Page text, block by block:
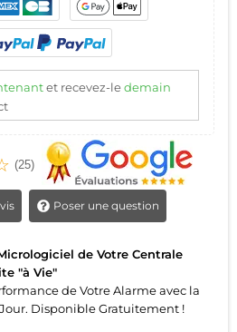
et recevez-ledemain
(25)
Poser une question
de Votre Centrale
"à Vie"
de Votre Alarme avec la
Disponible Gratuitement !